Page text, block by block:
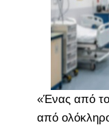
«Ένας από
από